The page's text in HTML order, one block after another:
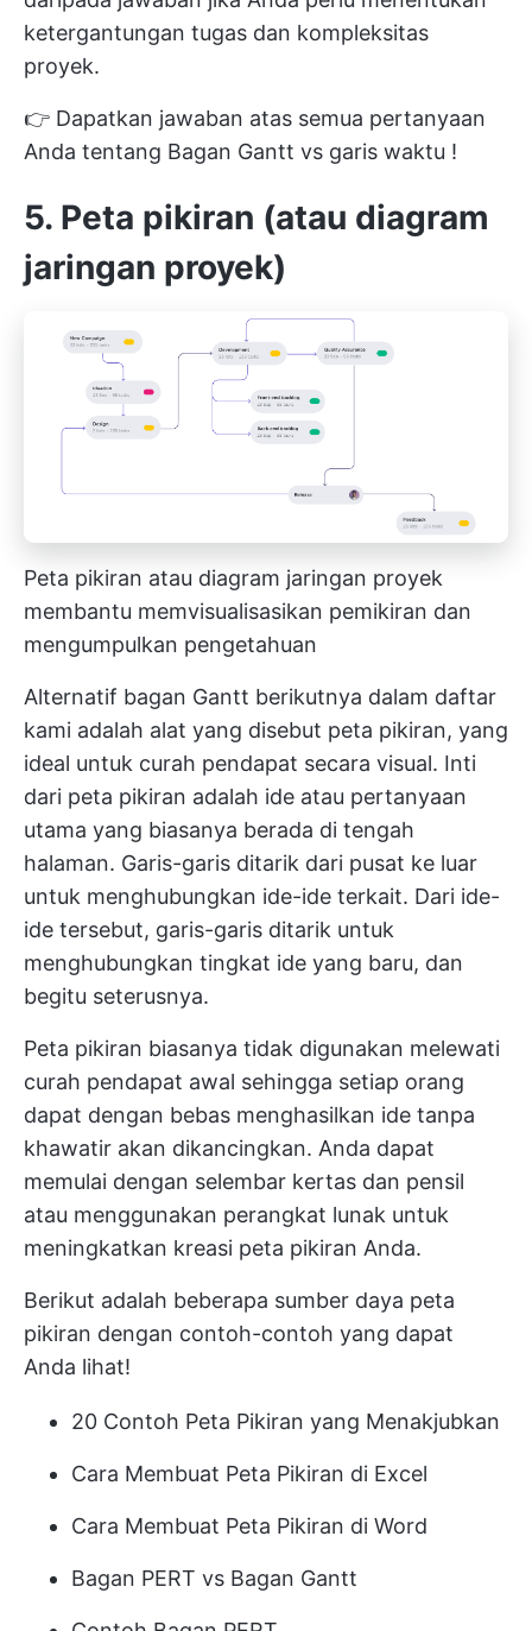
ketergantungan tugas dan kompleksitas
proyek.
👉 Dapatkan jawaban atas semua pertanyaan
Anda tentang Bagan Gantt vs garis waktu !
5. Peta pikiran (atau diagram
jaringan proyek)
Peta pikiran atau diagram jaringan proyek
membantu memvisualisasikan pemikiran dan
mengumpulkan pengetahuan
Alternatif bagan Gantt berikutnya dalam daftar
kami adalah alat yang disebut peta pikiran, yang
ideal untuk curah pendapat secara visual. Inti
dari peta pikiran adalah ide atau pertanyaan
utama yang biasanya berada di tengah
halaman. Garis-garis ditarik dari pusat ke luar
untuk menghubungkan ide-ide terkait. Dari ide-
ide tersebut, garis-garis ditarik untuk
menghubungkan tingkat ide yang baru, dan
begitu seterusnya.
Peta pikiran biasanya tidak digunakan melewati
curah pendapat awal sehingga setiap orang
dapat dengan bebas menghasilkan ide tanpa
khawatir akan dikancingkan. Anda dapat
memulai dengan selembar kertas dan pensil
atau menggunakan perangkat lunak untuk
meningkatkan kreasi peta pikiran Anda.
Berikut adalah beberapa sumber daya peta
pikiran dengan contoh-contoh yang dapat
Anda lihat!
20 Contoh Peta Pikiran yang Menakjubkan
Cara Membuat Peta Pikiran di Excel
Cara Membuat Peta Pikiran di Word
Bagan PERT vs Bagan Gantt